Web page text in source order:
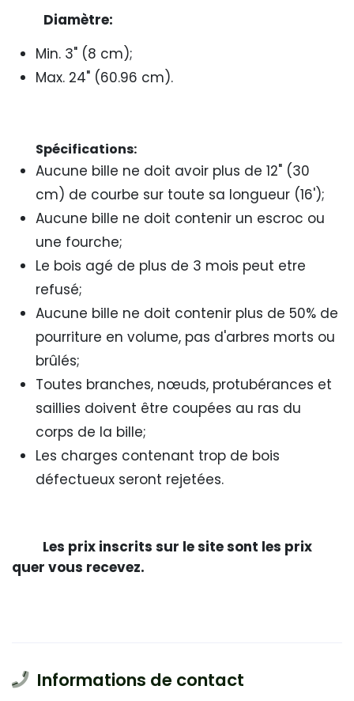
Diamètre:
Min. 3" (8 cm);
Max. 24" (60.96 cm).
Spécifications:
Aucune bille ne doit avoir plus de 12" (30
cm) de courbe sur toute sa longueur (16');
Aucune bille ne doit contenir un escroc ou
une fourche;
Le bois agé de plus de 3 mois peut etre
refusé;
Aucune bille ne doit contenir plus de 50% de
pourriture en volume, pas d'arbres morts ou
brûlés;
Toutes branches, nœuds, protubérances et
saillies doivent être coupées au ras du
corps de la bille;
Les charges contenant trop de bois
défectueux seront rejetées.
Les prix inscrits sur le site sont les prix
quer vous recevez.
Informations de contact